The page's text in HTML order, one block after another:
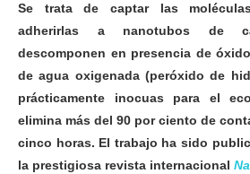
Se trata de captar las
adherirlas a nanotubos de
descomponen en presencia de
de agua oxigenada (peróxido de
prácticamente inocuas para el
elimina más del 90 por ciento de
cinco horas. El trabajo ha sido
la prestigiosa revista internacional